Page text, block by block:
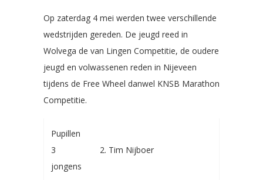
Op zaterdag 4 mei werden twee verschillende
wedstrijden gereden. De jeugd reed in
Wolvega de van Lingen Competitie, de oudere
jeugd en volwassenen reden in Nijeveen
tijdens de Free Wheel danwel KNSB Marathon
Competitie.
Pupillen
3
jongens
2. Tim Nijboer